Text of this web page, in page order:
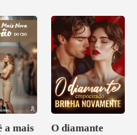
a mais
O diamante